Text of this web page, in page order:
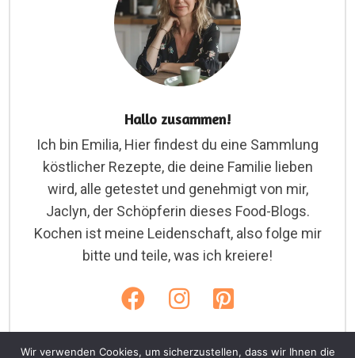
Hallo zusammen!
Ich bin Emilia, Hier findest du eine Sammlung
köstlicher Rezepte, die deine Familie lieben
wird, alle getestet und genehmigt von mir,
Jaclyn, der Schöpferin dieses Food-Blogs.
Kochen ist meine Leidenschaft, also folge mir
bitte und teile, was ich kreiere!
Wir verwenden Cookies, um sicherzustellen, dass wir Ihnen die